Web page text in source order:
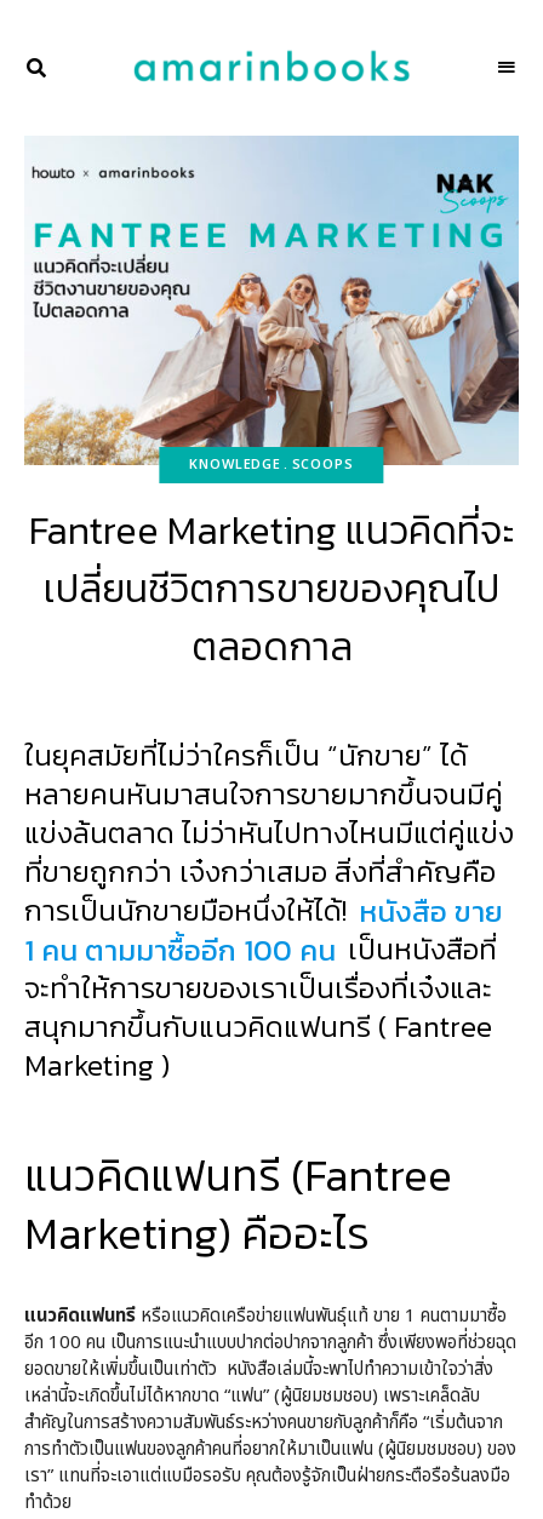
ผู้คน
การ
อ่าน
KNOWLEDGE SCOOPS
Fantree Marketing แนวคิดที่จะ
เปลี่ยนชีวิตการขายของคุณไป
ตลอดกาล
ในยุคสมัยที่ไม่ว่าใครก็เป็น “นักขาย” ได้
หลายคนหันมาสนใจการขายมากขึ้นจนมีคู่
แข่งล้นตลาด ไม่ว่าหันไปทางไหนมีแต่คู่แข่ง
ที่ขายถูกกว่า เจ๋งกว่าเสมอ สิ่งที่สำคัญคือ
การเป็นนักขายมือหนึ่งให้ได้! หนังสือ ขาย
1 คน ตามมาซื้ออีก 100 คน เป็นหนังสือที่
จะทำให้การขายของเราเป็นเรื่องที่เจ๋งและ
สนุกมากขึ้นกับแนวคิดแฟนทรี ( Fantree
Marketing )
แนวคิดแฟนทรี (Fantree
Marketing) คืออะไร
แนวคิดแฟนทรี หรือแนวคิดเครือข่ายแฟนพันธุ์แท้ ขาย 1 คนตามมาซื้อ
อีก 100 คน เป็นการแนะนำแบบปากต่อปากจากลูกค้า ซึ่งเพียงพอที่ช่วยฉุด
ยอดขายให้เพิ่มขึ้นเป็นเท่าตัว หนังสือเล่มนี้จะพาไปทำความเข้าใจว่าสิ่ง
เหล่านี้จะเกิดขึ้นไม่ได้หากขาด “แฟน” (ผู้นิยมชมชอบ) เพราะเคล็ดลับ
สำคัญในการสร้างความสัมพันธ์ระหว่างคนขายกับลูกค้าก็คือ “เริ่มต้นจาก
การทำตัวเป็นแฟนของลูกค้าคนที่อยากให้มาเป็นแฟน (ผู้นิยมชมชอบ) ของ
เรา” แทนที่จะเอาแต่แบมือรอรับ คุณต้องรู้จักเป็นฝ่ายกระตือรือร้นลงมือ
ทำด้วย